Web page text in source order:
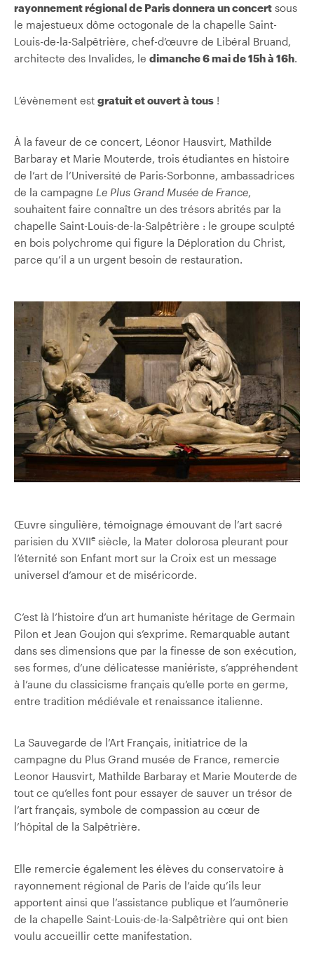
rayonnement régional de Paris donnera un concert sous
le majestueux dôme octogonale de la chapelle Saint-
Louis-de-la-Salpêtrière, chef-d’œuvre de Libéral Bruand,
architecte des Invalides, le dimanche 6 mai de 15h à 16h.
L’évènement est gratuit et ouvert à tous !
À la faveur de ce concert, Léonor Hausvirt, Mathilde
Barbaray et Marie Mouterde, trois étudiantes en histoire
de l’art de l’Université de Paris-Sorbonne, ambassadrices
de la campagne Le Plus Grand Musée de France,
souhaitent faire connaître un des trésors abrités par la
chapelle Saint-Louis-de-la-Salpêtrière : le groupe sculpté
en bois polychrome qui figure la Déploration du Christ,
parce qu’il a un urgent besoin de restauration.
Œuvre singulière, témoignage émouvant de l’art sacré
parisien du XVIIe siècle, la Mater dolorosa pleurant pour
l’éternité son Enfant mort sur la Croix est un message
universel d’amour et de miséricorde.
C’est là l’histoire d’un art humaniste héritage de Germain
Pilon et Jean Goujon qui s’exprime. Remarquable autant
dans ses dimensions que par la finesse de son exécution,
ses formes, d’une délicatesse maniériste, s’appréhendent
à l’aune du classicisme français qu’elle porte en germe,
entre tradition médiévale et renaissance italienne.
La Sauvegarde de l’Art Français, initiatrice de la
campagne du Plus Grand musée de France, remercie
Leonor Hausvirt, Mathilde Barbaray et Marie Mouterde de
tout ce qu’elles font pour essayer de sauver un trésor de
l’art français, symbole de compassion au cœur de
l’hôpital de la Salpêtrière.
Elle remercie également les élèves du conservatoire à
rayonnement régional de Paris de l’aide qu’ils leur
apportent ainsi que l’assistance publique et l’aumônerie
de la chapelle Saint-Louis-de-la-Salpêtrière qui ont bien
voulu accueillir cette manifestation.